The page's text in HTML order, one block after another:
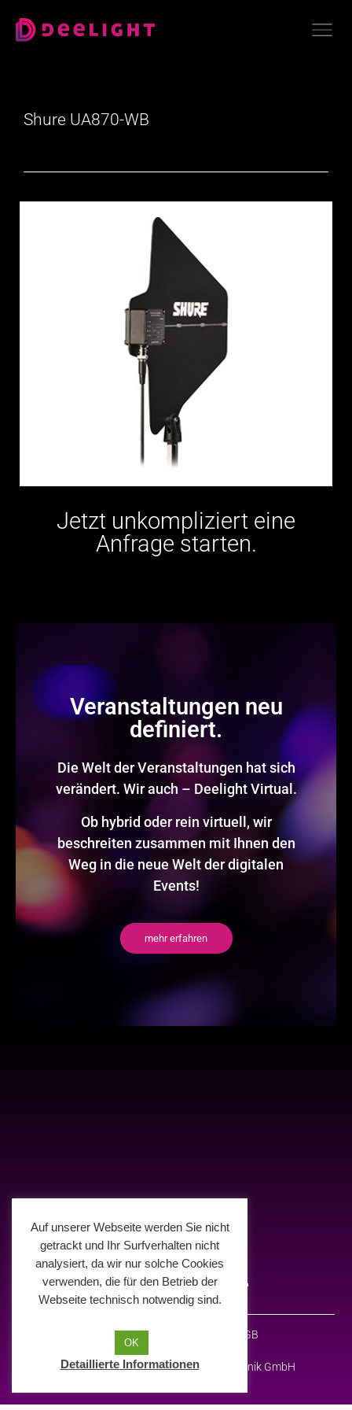
Shure UA870-WB
Jetzt unkompliziert eine
Anfrage starten.
Veranstaltungen neu
definiert.
Die Welt der Veranstaltungen hat sich
verändert. Wir auch – Deelight Virtual.
Ob hybrid oder rein virtuell, wir
beschreiten zusammen mit Ihnen den
Weg in die neue Welt der digitalen
Events!
mehr erfahren
Impressum AGB
© 2026 Deelight Medien- und Eventtechnik GmbH
Auf unserer Webseite werden Sie nicht
getrackt und Ihr Surfverhalten nicht
analysiert, da wir nur solche Cookies
verwenden, die für den Betrieb der
Webseite technisch notwendig sind.
OK
Detaillierte Informationen